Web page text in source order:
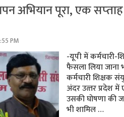
अभियान पूरा, एक
PM
-यूपी में कर्मचारी-
फैसला लिया
कर्मचारी शिक्षक
अंदर उत्‍तर प्रदेश
उसकी घोषणा की
भी शामिल …